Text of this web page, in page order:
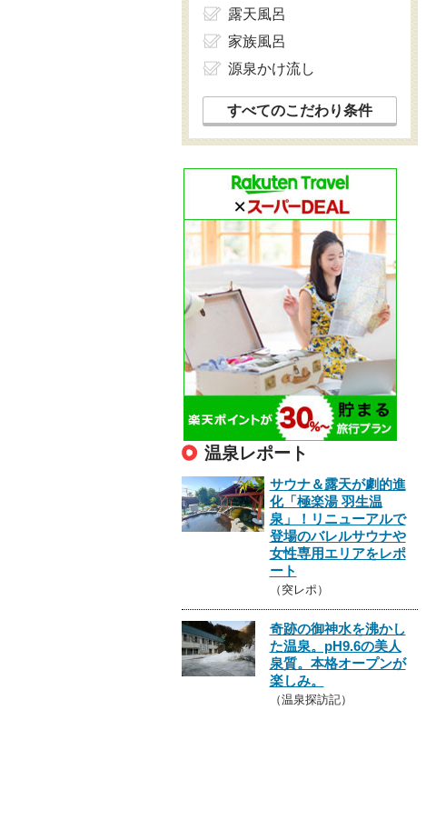
露天風呂
家族風呂
源泉かけ流し
すべてのこだわり条件
温泉レポート
サウナ＆露天が劇的進
化「極楽湯 羽生温
泉」！リニューアルで
登場のバレルサウナや
女性専用エリアをレポ
ート
（突レポ）
奇跡の御神水を沸かし
た温泉。pH9.6の美人
泉質。本格オープンが
楽しみ。
（温泉探訪記）